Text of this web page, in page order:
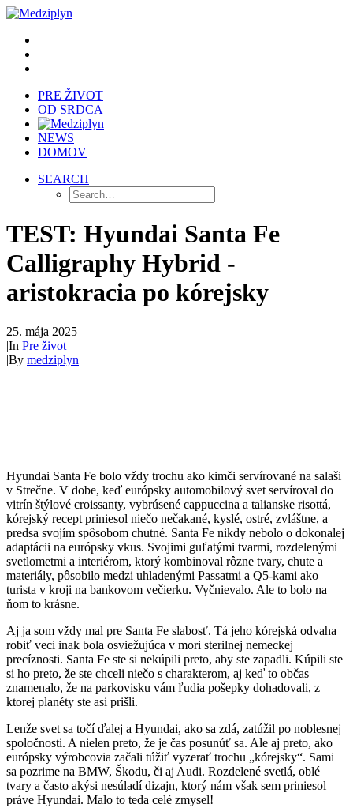
PRE ŽIVOT
OD SRDCA
NEWS
DOMOV
SEARCH
TEST: Hyundai Santa Fe
Calligraphy Hybrid -
aristokracia po kórejsky
25. mája 2025
|In Pre život
|By medziplyn
Hyundai Santa Fe bolo vždy trochu ako kimči servírované na salaši
v Strečne. V dobe, keď európsky automobilový svet servíroval do
vitrín štýlové croissanty, vybrúsené cappuccina a talianske risottá,
kórejský recept priniesol niečo nečakané, kyslé, ostré, zvláštne, a
predsa svojím spôsobom chutné. Santa Fe nikdy nebolo o dokonalej
adaptácii na európsky vkus. Svojimi guľatými tvarmi, rozdelenými
svetlometmi a interiérom, ktorý kombinoval rôzne tvary, chute a
materiály, pôsobilo medzi uhladenými Passatmi a Q5-kami ako
turista v kroji na bankovom večierku. Vyčnievalo. Ale to bolo na
ňom to krásne.
Aj ja som vždy mal pre Santa Fe slabosť. Tá jeho kórejská odvaha
robiť veci inak bola osviežujúca v mori sterilnej nemeckej
precíznosti. Santa Fe ste si nekúpili preto, aby ste zapadli. Kúpili ste
si ho preto, že ste chceli niečo s charakterom, aj keď to občas
znamenalo, že na parkovisku vám ľudia pošepky dohadovali, z
ktorej planéty ste asi prišli.
Lenže svet sa točí ďalej a Hyundai, ako sa zdá, zatúžil po noblesnej
spoločnosti. A nielen preto, že je čas posunúť sa. Ale aj preto, ako
európsky výrobcovia začali túžiť vyzerať trochu „kórejsky“. Sami
sa pozrime na BMW, Škodu, či aj Audi. Rozdelené svetlá, oblé
tvary a často akýsi nesúladí dizajn, ktorý nám však sem priniesol
práve Hyundai. Malo to teda celé zmysel!